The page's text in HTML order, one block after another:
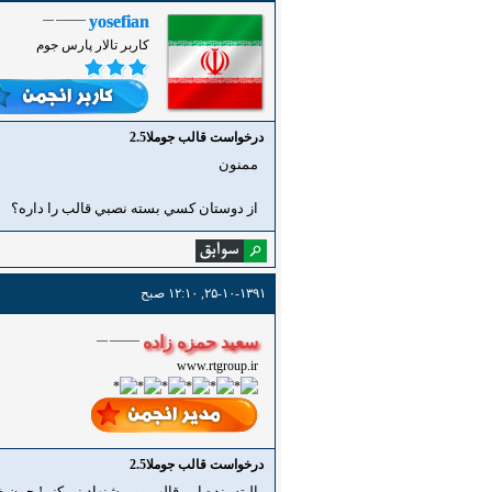
yosefian
کاربر تالار پارس جوم
درخواست قالب جوملا2.5
ممنون
از دوستان كسي بسته نصبي قالب را داره؟
۲۵-۱۰-۱۳۹۱, ۱۲:۱۰ صبح
سعید حمزه زاده
www.rtgroup.ir
درخواست قالب جوملا2.5